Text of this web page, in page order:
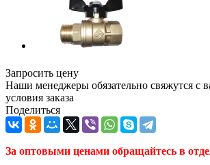
Запросить цену
Наши менеджеры обязательно свяжутся с
условия заказа
Поделиться
За оптовыми ценами обращайтесь в